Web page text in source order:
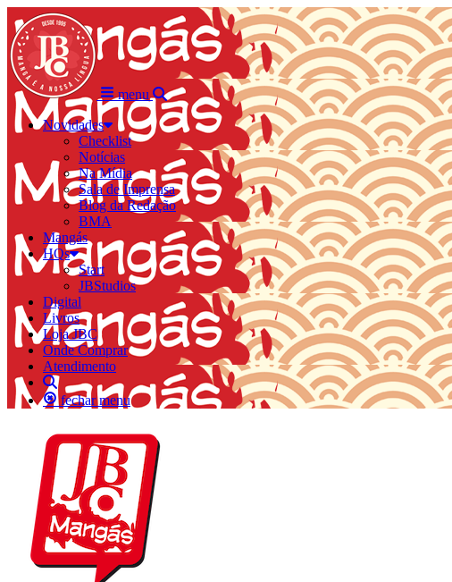
menu
Novidades
Checklist
Notícias
Na Mídia
Sala de Imprensa
Blog da Redação
BMA
Mangás
HQs
Start
JBStudios
Digital
Livros
Loja JBC
Onde Comprar
Atendimento
fechar menu